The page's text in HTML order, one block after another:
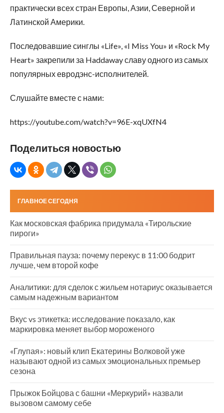
практически всех стран Европы, Азии, Северной и
Латинской Америки.
Последовавшие синглы «Life», «I Miss You» и «Rock My
Heart» закрепили за Haddaway славу одного из самых
популярных евродэнс-исполнителей.
Слушайте вместе с нами:
https://youtube.com/watch?v=96E-xqUXfN4
Поделиться новостью
ГЛАВНОЕ СЕГОДНЯ
Как московская фабрика придумала «Тирольские
пироги»
Правильная пауза: почему перекус в 11:00 бодрит
лучше, чем второй кофе
Аналитики: для сделок с жильем нотариус оказывается
самым надежным вариантом
Вкус vs этикетка: исследование показало, как
маркировка меняет выбор мороженого
«Глупая»: новый клип Екатерины Волковой уже
называют одной из самых эмоциональных премьер
сезона
Прыжок Бойцова с башни «Меркурий» назвали
вызовом самому себе